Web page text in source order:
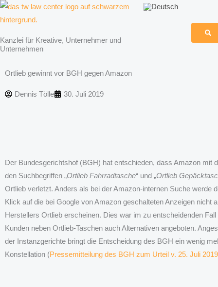
Zum
Inhalt
Kanzlei für Kreative, Unternehmer und
Unternehmen
Ortlieb gewinnt vor BGH gegen Amazon
Dennis Tölle 30. Juli 2019
Der Bundesgerichtshof (BGH) hat entschieden, dass Amazon mit
den Suchbegriffen „Ortlieb Fahrradtasche“ und „Ortlieb
Ortlieb verletzt. Anders als bei der Amazon-internen Suche werde
Klick auf die bei Google von Amazon geschalteten Anzeigen nicht
Herstellers Ortlieb erscheinen. Dies war im zu entscheidenden
Kunden neben Ortlieb-Taschen auch Alternativen angeboten.
der Instanzgerichte bringt die Entscheidung des BGH ein wenig
Konstellation (Pressemitteilung des BGH zum Urteil v. 25. Juli